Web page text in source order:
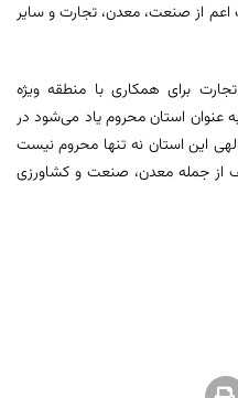
از صنعت، معدن، تجارت و سایر
برای همکاری با منطقه ویژه
عنوان استان محروم یاد می‌شود در
این استان نه تنها محروم نیست
از جمله معدن، صنعت و کشاورزی